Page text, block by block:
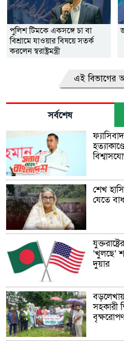
পুলিশ টিমকে একসঙ্গে চা বা
বিশ্রামে যাওয়ার বিষয়ে সতর্ক
করলেন স্বরাষ্ট্রমন্ত্রী
এই বিভাগের
সর্বশেষ
শেখ
যেতে
‘খুলছে’
দুয়ার
সহকারী